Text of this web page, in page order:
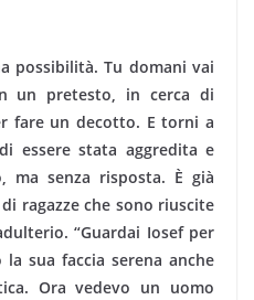
possibilità. Tu domani vai
un pretesto, in cerca di
fare un decotto. E torni a
essere stata aggredita e
senza risposta. È già
ragazze che sono riuscite
“Guardai Iosef per
sua faccia serena anche
Ora vedevo un uomo